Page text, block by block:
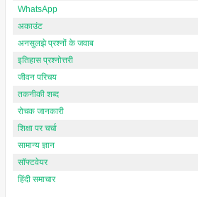
WhatsApp
अकाउंट
अनसुलझे प्रश्नों के जवाब
इतिहास प्रश्नोत्तरी
जीवन परिचय
तकनीकी शब्द
रोचक जानकारी
शिक्षा पर चर्चा
सामान्य ज्ञान
सॉफ्टवेयर
हिंदी समाचार